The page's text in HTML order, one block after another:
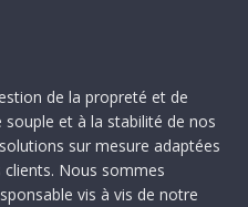
de la propreté et de
et à la stabilité de nos
sur mesure adaptées
Nous sommes
vis à vis de notre